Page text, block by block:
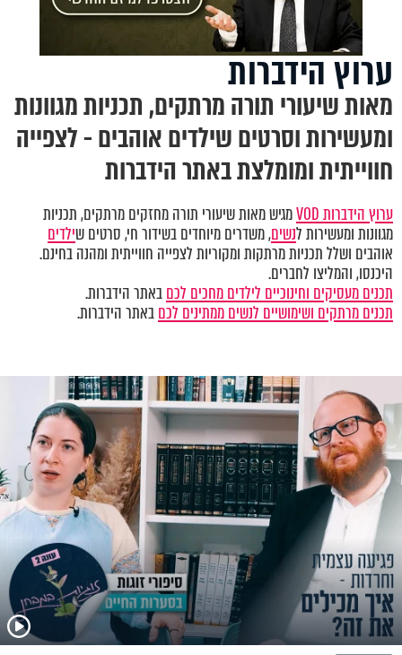
ערוץ הידברות
מאות שיעורי תורה מרתקים, תכניות מגוונות
ומעשירות וסרטים שילדים אוהבים - לצפייה
חווייתית ומומלצת באתר הידברות
ערוץ הידברות VOD
מגיש מאות שיעורי תורה מחזקים מרתקים, תכניות
מגוונות ומעשירות לנשים, משדרים מיוחדים בשידור חי, סרטים שילדים
אוהבים ושלל תכניות מרתקות ומקוריות לצפייה חווייתית ומהנה בחינם.
היכנסו, והמליצו לחברים.
תכנים מעסיקים וחינוכיים לילדים מחכים לכםבאתר הידברות.
תכנים מרתקים ושימושיים לנשים ממתינים לכםבאתר הידברות.